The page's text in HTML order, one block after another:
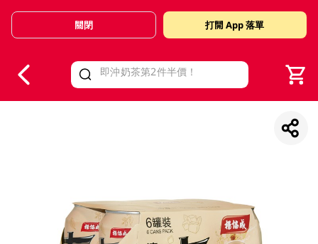
Valid Until 30 June 2026
關閉 打開 App 落單